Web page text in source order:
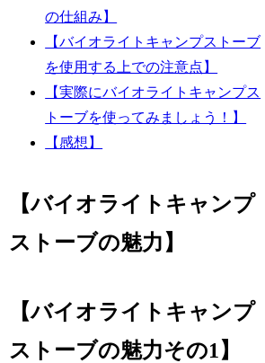
の仕組み】
【バイオライトキャンプストーブ
を使用する上での注意点】
【実際にバイオライトキャンプス
トーブを使ってみましょう！】
【感想】
【バイオライトキャンプ
ストーブの魅力 】
【バイオライトキャンプ
ストーブの魅力その1】